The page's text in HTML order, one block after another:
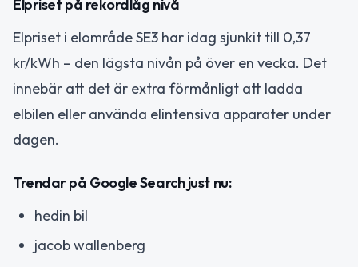
Elpriset på rekordlåg nivå
Elpriset i elområde SE3 har idag sjunkit till 0,37
kr/kWh – den lägsta nivån på över en vecka. Det
innebär att det är extra förmånligt att ladda
elbilen eller använda elintensiva apparater under
dagen.
Trendar på Google Search just nu:
hedin bil
jacob wallenberg